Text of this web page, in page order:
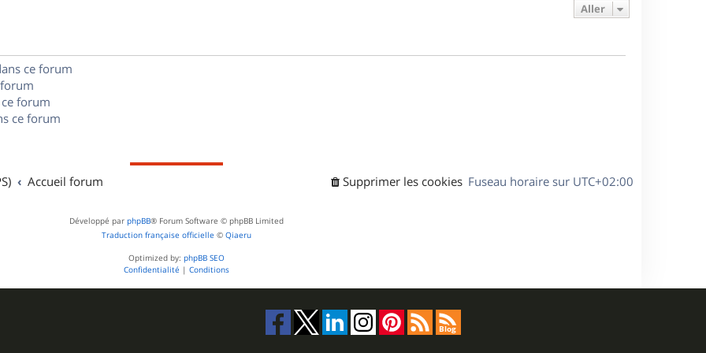
e
Aller
ce forum
forum
ce forum
Accueil forum Fuseau horaire sur UTC+02:00
Supprimer les cookies
Développé par phpBB® Forum Software © phpBB Limited
Traduction française officielle © Qiaeru
Optimized by: phpBB SEO
Confidentialité | Conditions